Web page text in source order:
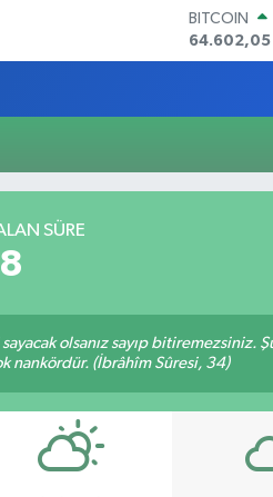
BITCOIN
64.602,05
DOLAR
64,2438
SÜRE
olsanız sayıp bitiremezsiniz.
nankördür. (İbrâhîm Sûresi, 34)